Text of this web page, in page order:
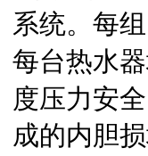
系统。每
每台热水
度压力安
成的内胆